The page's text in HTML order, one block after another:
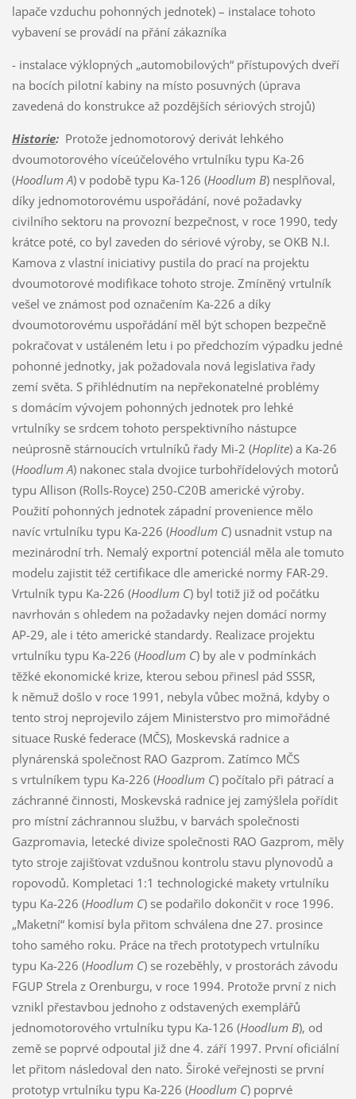
lapače vzduchu pohonných jednotek) – instalace tohoto
vybavení se provádí na přání zákazníka
- instalace výklopných „automobilových“ přístupových dveří
na bocích pilotní kabiny na místo posuvných (úprava
zavedená do konstrukce až pozdějších sériových strojů)
Historie:Protože jednomotorový derivát lehkého
dvoumotorového víceúčelového vrtulníku typu Ka-26
(Hoodlum A) v podobě typu Ka-126 (Hoodlum B) nesplňoval,
díky jednomotorovému uspořádání, nové požadavky
civilního sektoru na provozní bezpečnost, v roce 1990, tedy
krátce poté, co byl zaveden do sériové výroby, se OKB N.I.
Kamova z vlastní iniciativy pustila do prací na projektu
dvoumotorové modifikace tohoto stroje. Zmíněný vrtulník
vešel ve známost pod označením Ka-226 a díky
dvoumotorovému uspořádání měl být schopen bezpečně
pokračovat v ustáleném letu i po předchozím výpadku jedné
pohonné jednotky, jak požadovala nová legislativa řady
zemí světa. S přihlédnutím na nepřekonatelné problémy
s domácím vývojem pohonných jednotek pro lehké
vrtulníky se srdcem tohoto perspektivního nástupce
neúprosně stárnoucích vrtulníků řady Mi-2 (Hoplite) a Ka-26
(Hoodlum A) nakonec stala dvojice turbohřídelových motorů
typu Allison (Rolls-Royce) 250-C20B americké výroby.
Použití pohonných jednotek západní provenience mělo
navíc vrtulníku typu Ka-226 (Hoodlum C) usnadnit vstup na
mezinárodní trh. Nemalý exportní potenciál měla ale tomuto
modelu zajistit též certifikace dle americké normy FAR-29.
Vrtulník typu Ka-226 (Hoodlum C) byl totiž již od počátku
navrhován s ohledem na požadavky nejen domácí normy
AP-29, ale i této americké standardy. Realizace projektu
vrtulníku typu Ka-226 (Hoodlum C) by ale v podmínkách
těžké ekonomické krize, kterou sebou přinesl pád SSSR,
k němuž došlo v roce 1991, nebyla vůbec možná, kdyby o
tento stroj neprojevilo zájem Ministerstvo pro mimořádné
situace Ruské federace (MČS), Moskevská radnice a
plynárenská společnost RAO Gazprom. Zatímco MČS
s vrtulníkem typu Ka-226 (Hoodlum C) počítalo při pátrací a
záchranné činnosti, Moskevská radnice jej zamýšlela pořídit
pro místní záchrannou službu, v barvách společnosti
Gazpromavia, letecké divize společnosti RAO Gazprom, měly
tyto stroje zajišťovat vzdušnou kontrolu stavu plynovodů a
ropovodů. Kompletaci 1:1 technologické makety vrtulníku
typu Ka-226 (Hoodlum C) se podařilo dokončit v roce 1996.
„Maketní“ komisí byla přitom schválena dne 27. prosince
toho samého roku. Práce na třech prototypech vrtulníku
typu Ka-226 (Hoodlum C) se rozeběhly, v prostorách závodu
FGUP Strela z Orenburgu, v roce 1994. Protože první z nich
vznikl přestavbou jednoho z odstavených exemplářů
jednomotorového vrtulníku typu Ka-126 (Hoodlum B), od
země se poprvé odpoutal již dne 4. září 1997. První oficiální
let přitom následoval den nato. Široké veřejnosti se první
prototyp vrtulníku typu Ka-226 (Hoodlum C) poprvé